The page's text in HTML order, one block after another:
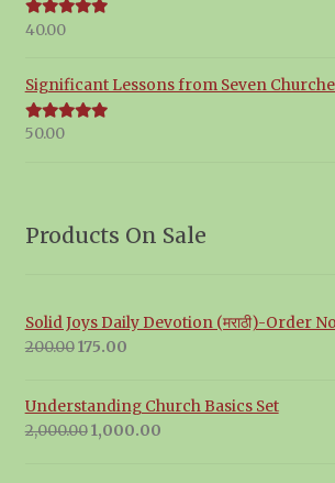
Rated5.00
40.00
Significant Lessons from Seven
Rated5.00
50.00
Products On Sale
Solid Joys Daily Devotion (मराठी)-Order
200.00Original
₹200.00.
175.00Current
₹175.00.
Understanding Church Basics Set
2,000.00Original
1,000.00Current